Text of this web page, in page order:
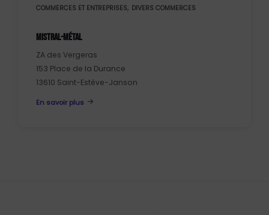
COMMERCES ET ENTREPRISES, DIVERS COMMERCES
MISTRAL-MÉTAL
ZA des Vergeras
153 Place de la Durance
13610 Saint-Estève-Janson
En savoir plus